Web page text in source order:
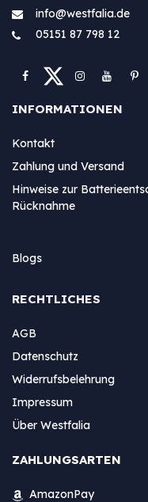
info@westfa​lia.de
05151 87 798 12
INFORMATIONEN
Kontakt
Zahlung und Versand
Hinweise zur
Rücknahme
Blogs
RECHTLICHES
AGB
Datenschutz
Widerrufsbelehrung
Impressum
Über Westfalia
ZAHLUNGSARTEN
AmazonPay